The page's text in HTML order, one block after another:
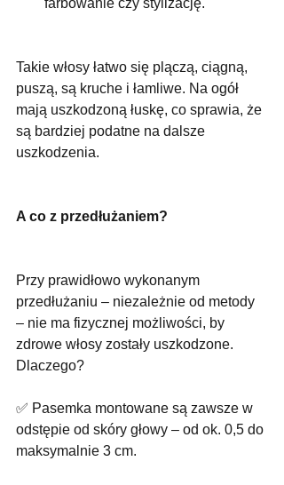
farbowanie czy stylizację.
Takie włosy łatwo się plączą, ciągną,
puszą, są kruche i łamliwe. Na ogół
mają uszkodzoną łuskę, co sprawia, że
są bardziej podatne na dalsze
uszkodzenia.
A co z przedłużaniem?
Przy prawidłowo wykonanym
przedłużaniu – niezależnie od metody
– nie ma fizycznej możliwości, by
zdrowe włosy zostały uszkodzone.
Dlaczego?
✅ Pasemka montowane są zawsze w
odstępie od skóry głowy – od ok. 0,5 do
maksymalnie 3 cm.